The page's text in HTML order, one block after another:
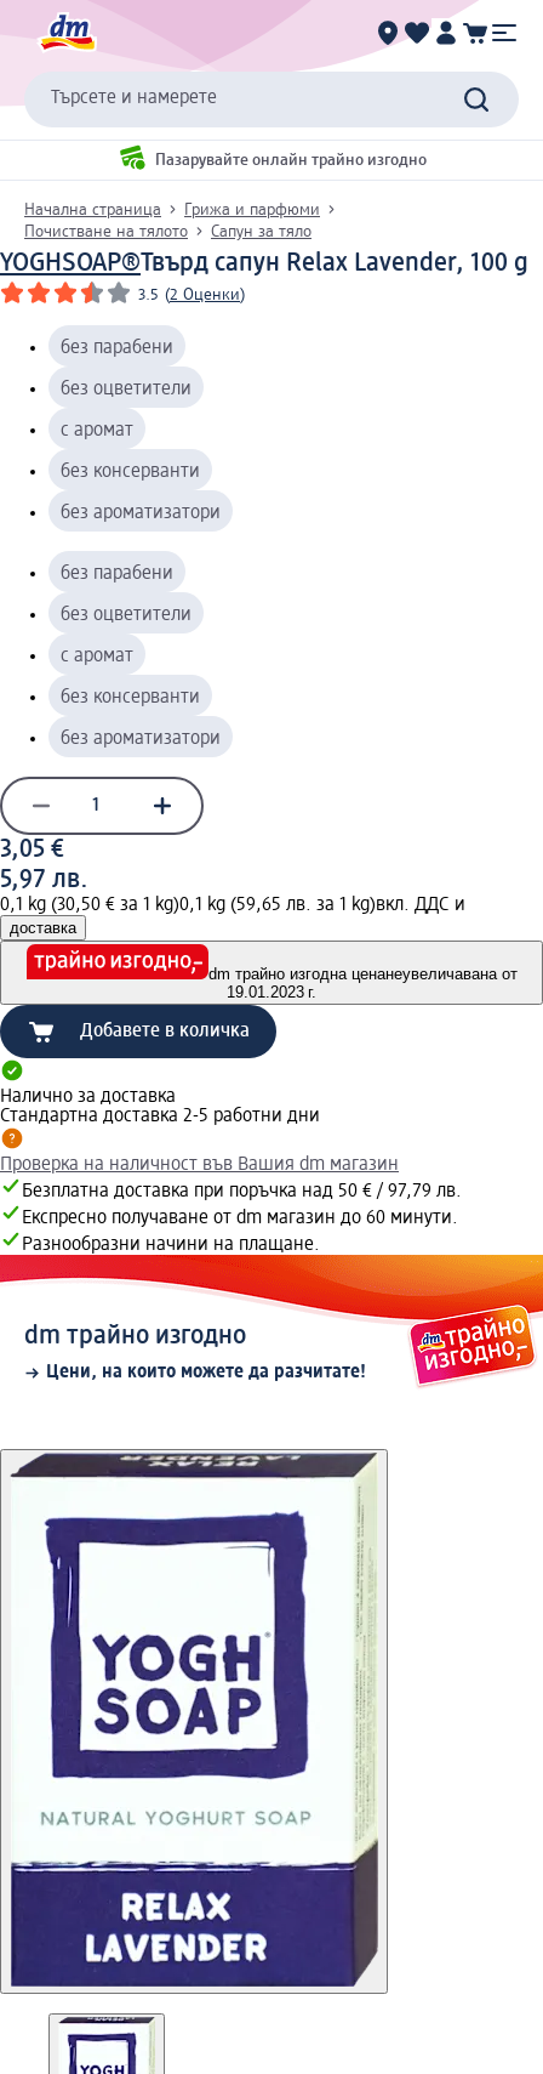
Търсете и намерете
Пазарувайте онлайн трайно изгодно
Начална страница
Грижа и парфюми
Почистване на тялото
Сапун за тяло
YOGHSOAP®Твърд сапун Relax Lavender, 100 g
3.5 (2 Оценки)
без парабени
без оцветители
с аромат
без консерванти
без ароматизатори
без парабени
без оцветители
с аромат
без консерванти
без ароматизатори
3,05 €
5,97 лв.
0,1 kg (30,50 € за 1 kg)0,1 kg (59,65 лв. за 1 kg)вкл. ДДС и
доставка
dm трайно изгодна ценанеувеличавана от
19.01.2023 г.
Добавете в количка
Налично за доставка
Стандартна доставка 2-5 работни дни
Проверка на наличност във Вашия dm магазин
Безплатна доставка при поръчка над 50 € / 97,79 лв.
Експресно получаване от dm магазин до 60 минути.
Разнообразни начини на плащане.
dm трайно изгодно
Цени, на които можете да разчитате!